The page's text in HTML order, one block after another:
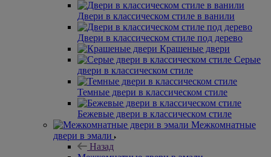
Двери в классическом стиле в ванили
Двери в классическом стиле под дерево
Крашеные двери
Серые
двери в классическом стиле
Темные двери в классическом стиле
Бежевые двери в классическом стиле
Межкомнатные
двери в эмали
Назад